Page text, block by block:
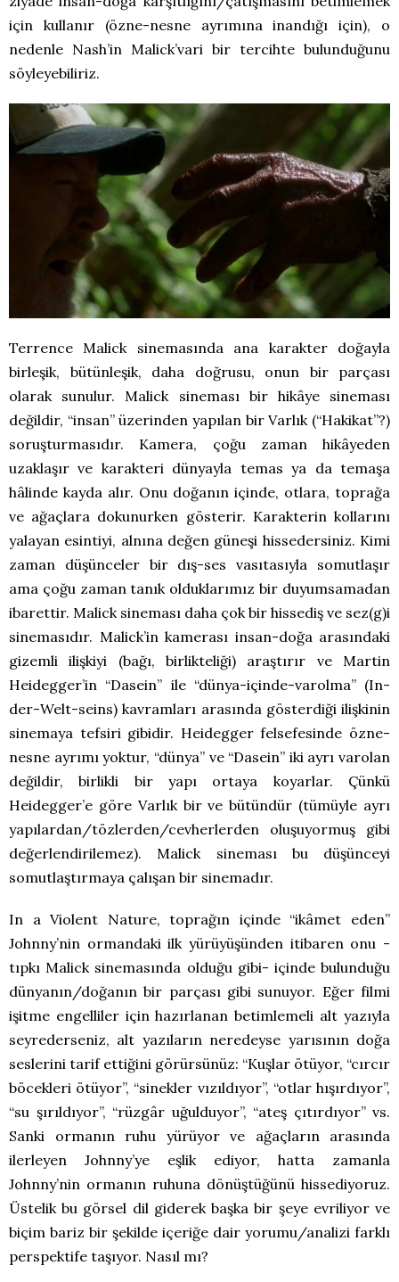
için kullanır (özne-nesne ayrımına inandığı için), o
nedenle Nash’in Malick’vari bir tercihte bulunduğunu
söyleyebiliriz.
Terrence Malick sinemasında ana karakter doğayla
birleşik, bütünleşik, daha doğrusu, onun bir parçası
olarak sunulur. Malick sineması bir hikâye sineması
değildir, “insan” üzerinden yapılan bir Varlık (“Hakikat”?)
soruşturmasıdır. Kamera, çoğu zaman hikâyeden
uzaklaşır ve karakteri dünyayla temas ya da temaşa
hâlinde kayda alır. Onu doğanın içinde, otlara, toprağa
ve ağaçlara dokunurken gösterir. Karakterin kollarını
yalayan esintiyi, alnına değen güneşi hissedersiniz. Kimi
zaman düşünceler bir dış-ses vasıtasıyla somutlaşır
ama çoğu zaman tanık olduklarımız bir duyumsamadan
ibarettir. Malick sineması daha çok bir hissediş ve sez(g)i
sinemasıdır. Malick’in kamerası insan-doğa arasındaki
gizemli ilişkiyi (bağı, birlikteliği) araştırır ve Martin
Heidegger’in “Dasein” ile “dünya-içinde-varolma” (In-
der-Welt-seins) kavramları arasında gösterdiği ilişkinin
sinemaya tefsiri gibidir. Heidegger felsefesinde özne-
nesne ayrımı yoktur, “dünya” ve “Dasein” iki ayrı varolan
değildir, birlikli bir yapı ortaya koyarlar. Çünkü
Heidegger’e göre Varlık bir ve bütündür (tümüyle ayrı
yapılardan/tözlerden/cevherlerden oluşuyormuş gibi
değerlendirilemez). Malick sineması bu düşünceyi
somutlaştırmaya çalışan bir sinemadır.
In a Violent Nature, toprağın içinde “ikâmet eden”
Johnny’nin ormandaki ilk yürüyüşünden itibaren onu -
tıpkı Malick sinemasında olduğu gibi- içinde bulunduğu
dünyanın/doğanın bir parçası gibi sunuyor. Eğer filmi
işitme engelliler için hazırlanan betimlemeli alt yazıyla
seyrederseniz, alt yazıların neredeyse yarısının doğa
seslerini tarif ettiğini görürsünüz: “Kuşlar ötüyor, “cırcır
böcekleri ötüyor”, “sinekler vızıldıyor”, “otlar hışırdıyor”,
“su şırıldıyor”, “rüzgâr uğulduyor”, “ateş çıtırdıyor” vs.
Sanki ormanın ruhu yürüyor ve ağaçların arasında
ilerleyen Johnny’ye eşlik ediyor, hatta zamanla
Johnny’nin ormanın ruhuna dönüştüğünü hissediyoruz.
Üstelik bu görsel dil giderek başka bir şeye evriliyor ve
biçim bariz bir şekilde içeriğe dair yorumu/analizi farklı
perspektife taşıyor. Nasıl mı?